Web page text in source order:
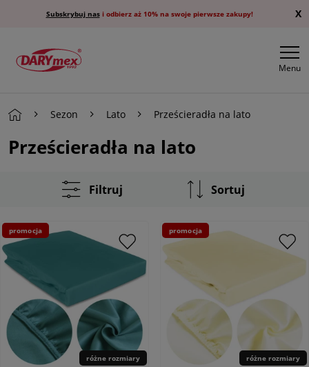
Subskrybuj nasi odbierz aż 10% na swoje pierwsze zakupy! X
Menu
Sezon Lato Prześcieradła na lato
Prześcieradła na lato
Filtruj Sortuj
różne rozmiary
promocja
różne rozmiary
promocja